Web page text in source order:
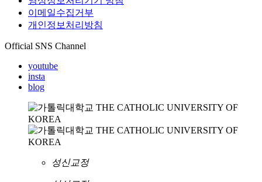
이메일수집거부
개인정보처리방침
Official SNS Channel
youtube
insta
blog
성신교정